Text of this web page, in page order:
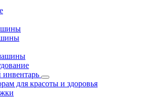
для красоты и здоровья